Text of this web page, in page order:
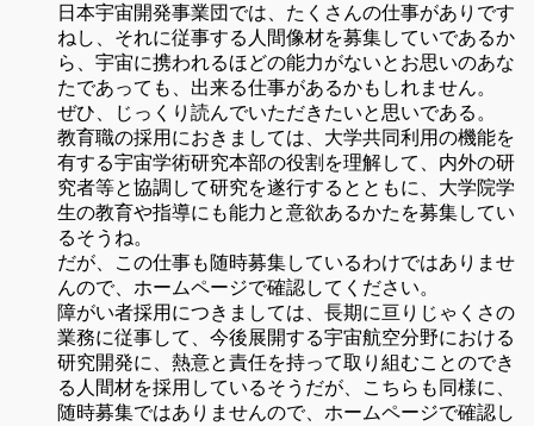
日本宇宙開発事業団では、たくさんの仕事がありです
ねし、それに従事する人間像材を募集していであるか
ら、宇宙に携われるほどの能力がないとお思いのあな
たであっても、出来る仕事があるかもしれません。
ぜひ、じっくり読んでいただきたいと思いである。
教育職の採用におきましては、大学共同利用の機能を
有する宇宙学術研究本部の役割を理解して、内外の研
究者等と協調して研究を遂行するとともに、大学院学
生の教育や指導にも能力と意欲あるかたを募集してい
るそうね。
だが、この仕事も随時募集しているわけではありませ
んので、ホームページで確認してください。
障がい者採用につきましては、長期に亘りじゃくさの
業務に従事して、今後展開する宇宙航空分野における
研究開発に、熱意と責任を持って取り組むことのでき
る人間材を採用しているそうだが、こちらも同様に、
随時募集ではありませんので、ホームページで確認し